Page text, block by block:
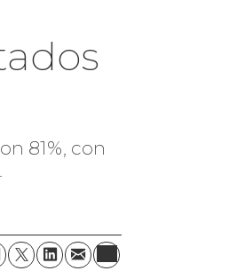
81%, con